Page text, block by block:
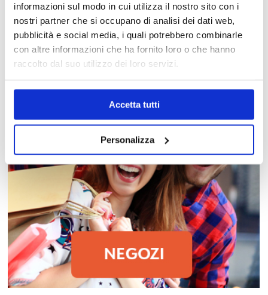
informazioni sul modo in cui utilizza il nostro sito con i
nostri partner che si occupano di analisi dei dati web,
pubblicità e social media, i quali potrebbero combinarle
con altre informazioni che ha fornito loro o che hanno
raccolto dal suo utilizzo dei loro servizi.
Accetta tutti
Personalizza
MAPPA DEL CENTRO
Trova in un attimo il punto vendita che ti interessa!